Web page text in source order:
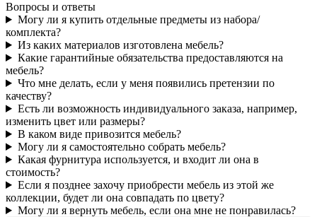
Вопросы и ответы
Могу ли я купить отдельные предметы из набора/
комплекта?
Из каких материалов изготовлена мебель?
Какие гарантийные обязательства предоставляются на
мебель?
Что мне делать, если у меня появились претензии по
качеству?
Есть ли возможность индивидуального заказа, например,
изменить цвет или размеры?
В каком виде привозится мебель?
Могу ли я самостоятельно собрать мебель?
Какая фурнитура используется, и входит ли она в
стоимость?
Если я позднее захочу приобрести мебель из этой же
коллекции, будет ли она совпадать по цвету?
Могу ли я вернуть мебель, если она мне не понравилась?